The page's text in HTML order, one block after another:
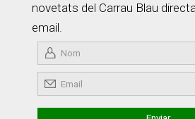
novetats del Carrau Blau
email.